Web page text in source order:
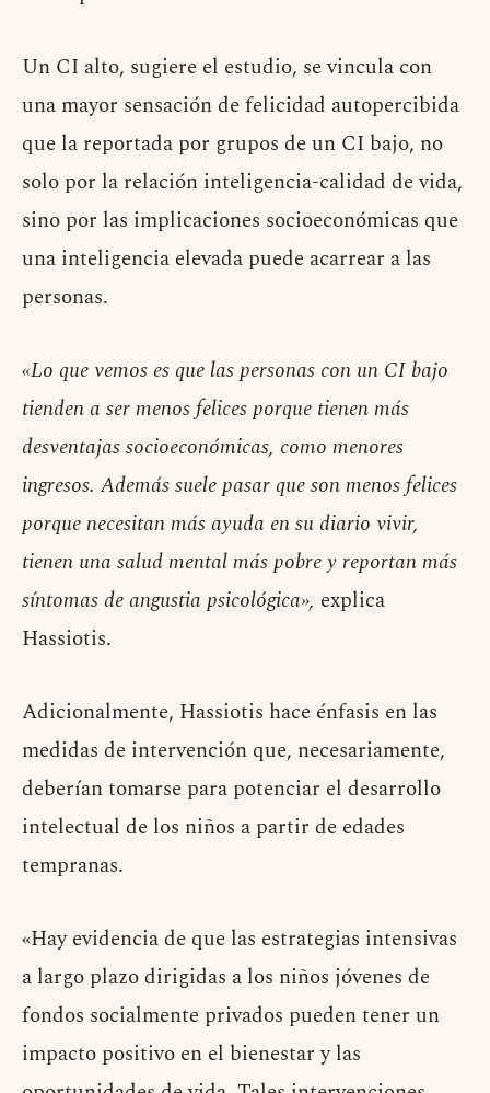
Un CI alto, sugiere el estudio, se vincula con
una mayor sensación de felicidad autopercibida
que la reportada por grupos de un CI bajo, no
solo por la relación inteligencia-calidad de vida,
sino por las implicaciones socioeconómicas que
una inteligencia elevada puede acarrear a las
personas.
«Lo que vemos es que las personas con un CI bajo
tienden a ser menos felices porque tienen más
desventajas socioeconómicas, como menores
ingresos. Además suele pasar que son menos felices
porque necesitan más ayuda en su diario vivir,
tienen una salud mental más pobre y reportan más
síntomas de angustia psicológica», explica
Hassiotis.
Adicionalmente, Hassiotis hace énfasis en las
medidas de intervención que, necesariamente,
deberían tomarse para potenciar el desarrollo
intelectual de los niños a partir de edades
tempranas.
«Hay evidencia de que las estrategias intensivas
a largo plazo dirigidas a los niños jóvenes de
fondos socialmente privados pueden tener un
impacto positivo en el bienestar y las